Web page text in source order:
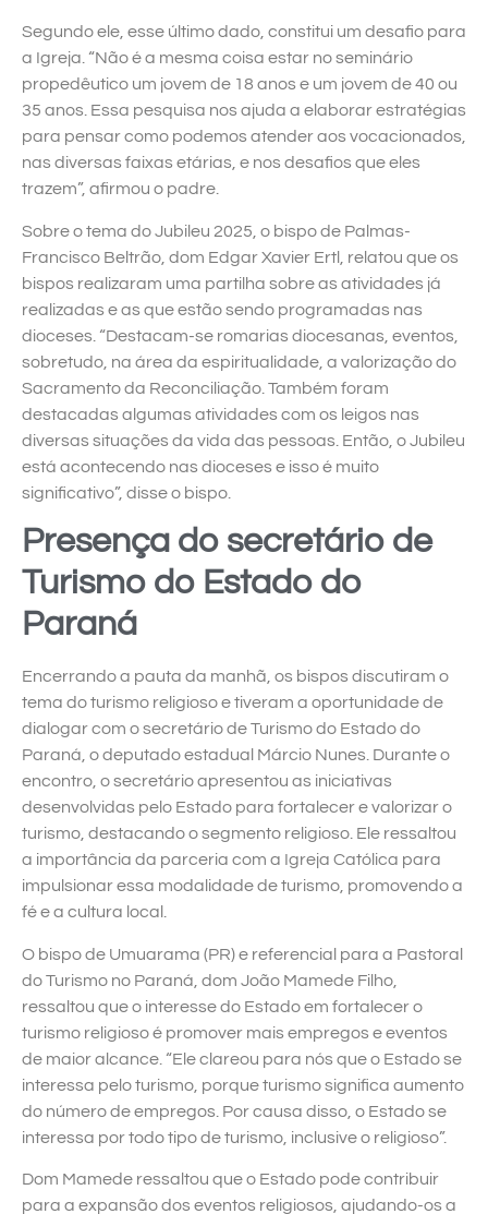
Segundo ele, esse último dado, constitui um desafio para
a Igreja. “Não é a mesma coisa estar no seminário
propedêutico um jovem de 18 anos e um jovem de 40 ou
35 anos. Essa pesquisa nos ajuda a elaborar estratégias
para pensar como podemos atender aos vocacionados,
nas diversas faixas etárias, e nos desafios que eles
trazem”, afirmou o padre.
Sobre o tema do Jubileu 2025, o bispo de Palmas-
Francisco Beltrão, dom Edgar Xavier Ertl, relatou que os
bispos realizaram uma partilha sobre as atividades já
realizadas e as que estão sendo programadas nas
dioceses. “Destacam-se romarias diocesanas, eventos,
sobretudo, na área da espiritualidade, a valorização do
Sacramento da Reconciliação. Também foram
destacadas algumas atividades com os leigos nas
diversas situações da vida das pessoas. Então, o Jubileu
está acontecendo nas dioceses e isso é muito
significativo”, disse o bispo.
Presença do secretário de
Turismo do Estado do
Paraná
Encerrando a pauta da manhã, os bispos discutiram o
tema do turismo religioso e tiveram a oportunidade de
dialogar com o secretário de Turismo do Estado do
Paraná, o deputado estadual Márcio Nunes. Durante o
encontro, o secretário apresentou as iniciativas
desenvolvidas pelo Estado para fortalecer e valorizar o
turismo, destacando o segmento religioso. Ele ressaltou
a importância da parceria com a Igreja Católica para
impulsionar essa modalidade de turismo, promovendo a
fé e a cultura local.
O bispo de Umuarama (PR) e referencial para a Pastoral
do Turismo no Paraná, dom João Mamede Filho,
ressaltou que o interesse do Estado em fortalecer o
turismo religioso é promover mais empregos e eventos
de maior alcance. “Ele clareou para nós que o Estado se
interessa pelo turismo, porque turismo significa aumento
do número de empregos. Por causa disso, o Estado se
interessa por todo tipo de turismo, inclusive o religioso”.
Dom Mamede ressaltou que o Estado pode contribuir
para a expansão dos eventos religiosos, ajudando-os a